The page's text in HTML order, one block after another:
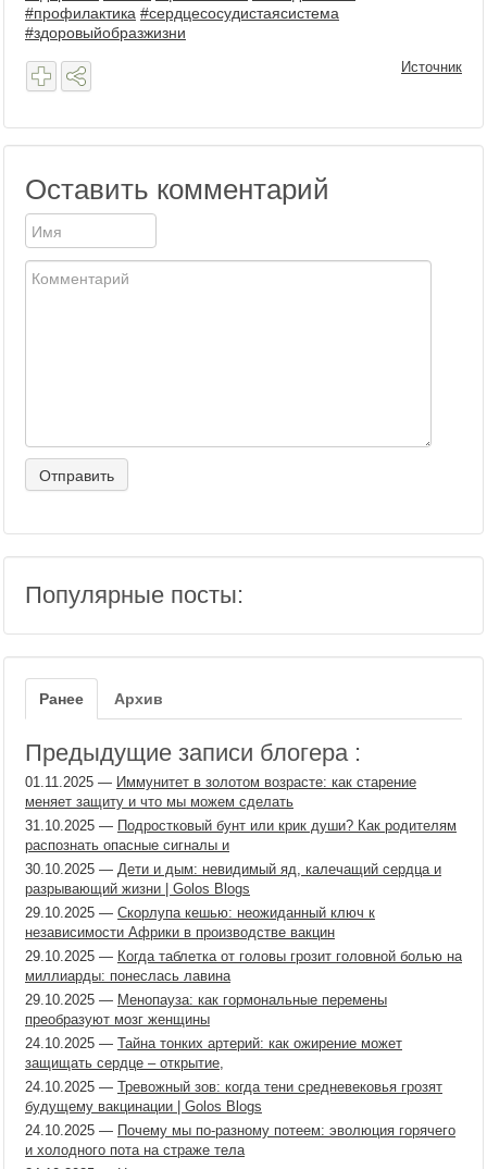
#профилактика #сердцесосудистаясистема
#здоровыйобразжизни
Источник
Оставить комментарий
Популярные посты:
Ранее Архив
Предыдущие записи блогера :
01.11.2025 — Иммунитет в золотом возрасте: как старение
меняет защиту и что мы можем сделать
31.10.2025 — Подростковый бунт или крик души? Как родителям
распознать опасные сигналы и
30.10.2025 — Дети и дым: невидимый яд, калечащий сердца и
разрывающий жизни | Golos Blogs
29.10.2025 — Скорлупа кешью: неожиданный ключ к
независимости Африки в производстве вакцин
29.10.2025 — Когда таблетка от головы грозит головной болью на
миллиарды: понеслась лавина
29.10.2025 — Менопауза: как гормональные перемены
преобразуют мозг женщины
24.10.2025 — Тайна тонких артерий: как ожирение может
защищать сердце – открытие,
24.10.2025 — Тревожный зов: когда тени средневековья грозят
будущему вакцинации | Golos Blogs
24.10.2025 — Почему мы по-разному потеем: эволюция горячего
и холодного пота на страже тела